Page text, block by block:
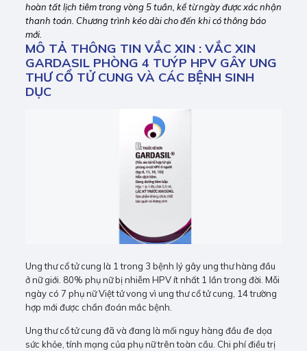
hoàn tất lịch tiêm trong vòng 5 tuần, kể từ ngày được xác nhận
thanh toán. Chương trình kéo dài cho đến khi có thông báo
mới.
MÔ TẢ THÔNG TIN VẮC XIN : VẮC XIN
GARDASIL PHÒNG 4 TUÝP HPV GÂY UNG
THƯ CỔ TỬ CUNG VÀ CÁC BỆNH SINH
DỤC
Ung thư cổ tử cung là 1 trong 3 bệnh lý gây ung thư hàng đầu
ở nữ giới. 80% phụ nữ bị nhiễm HPV ít nhất 1 lần trong đời. Mỗi
ngày có 7 phụ nữ Việt tử vong vì ung thư cổ tử cung, 14 trường
hợp mới được chẩn đoán mắc bệnh.
Ung thư cổ tử cung đã và đang là mối nguy hàng đầu đe dọa
sức khỏe, tính mạng của phụ nữ trên toàn cầu. Chi phí điều trị